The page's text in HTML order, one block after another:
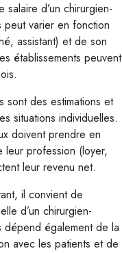
d’un chirurgien-
varier en fonction
assistant) et de son
établissements peuvent
sont des estimations et
situations individuelles.
doivent prendre en
leur profession (loyer,
leur revenu net.
il convient de
d’un chirurgien-
également de la
avec les patients et de